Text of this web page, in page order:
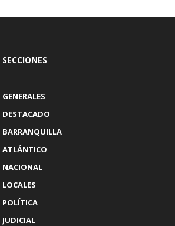
SECCIONES
GENERALES
DESTACADO
BARRANQUILLA
ATLÁNTICO
NACIONAL
LOCALES
POLÍTICA
JUDICIAL